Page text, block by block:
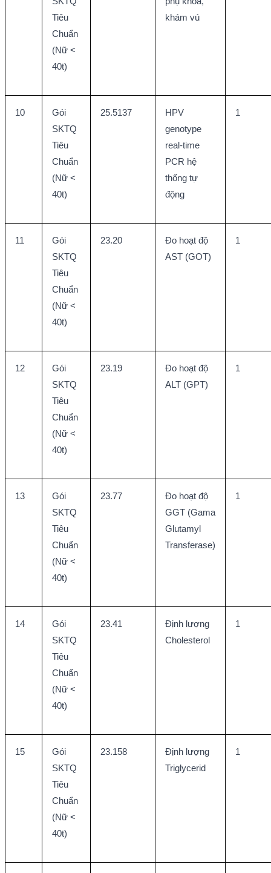
Tiêu
Chuẩn
(Nữ <
40t)
khám vú
10
Gói
SKTQ
Tiêu
Chuẩn
(Nữ <
40t)
25.5137
HPV
genotype
real-time
PCR hệ
thống tự
động
1
11
Gói
SKTQ
Tiêu
Chuẩn
(Nữ <
40t)
23.20
Đo hoạt độ
AST (GOT)
1
12
Gói
SKTQ
Tiêu
Chuẩn
(Nữ <
40t)
23.19
Đo hoạt độ
ALT (GPT)
1
13
Gói
SKTQ
Tiêu
Chuẩn
(Nữ <
40t)
23.77
Đo hoạt độ
GGT (Gama
Glutamyl
Transferase)
1
14
Gói
SKTQ
Tiêu
Chuẩn
(Nữ <
40t)
23.41
Định lượng
Cholesterol
1
15
Gói
SKTQ
Tiêu
Chuẩn
(Nữ <
40t)
23.158
Định lượng
Triglycerid
1